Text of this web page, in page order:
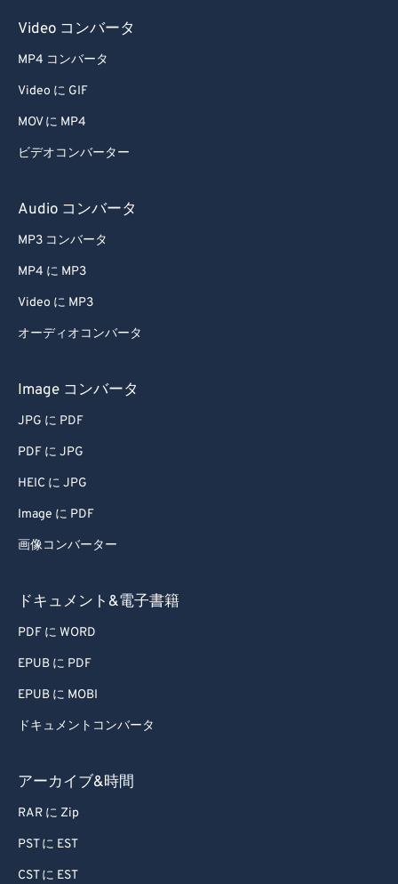
Video コンバータ
MP4 コンバータ
Video に GIF
MOV に MP4
ビデオコンバーター
Audio コンバータ
MP3 コンバータ
MP4 に MP3
Video に MP3
オーディオコンバータ
Image コンバータ
JPG に PDF
PDF に JPG
HEIC に JPG
Image に PDF
画像コンバーター
ドキュメント&電子書籍
PDF に WORD
EPUB に PDF
EPUB に MOBI
ドキュメントコンバータ
アーカイブ&時間
RAR に Zip
PST に EST
CST に EST